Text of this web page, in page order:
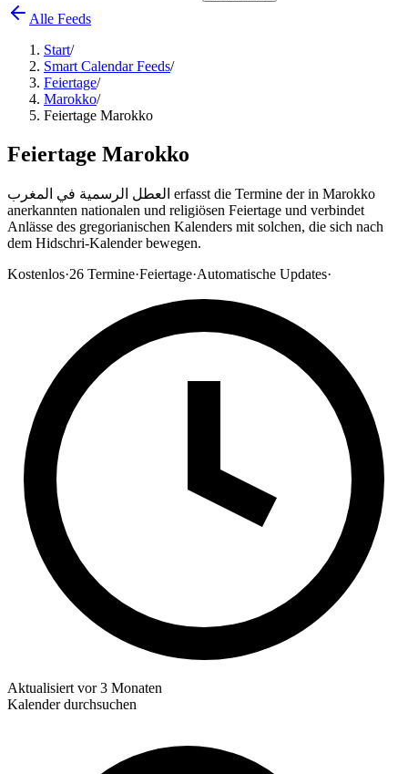
Alle Feeds
Start/
Smart Calendar Feeds/
Feiertage/
Marokko/
Feiertage Marokko
Feiertage Marokko
العطل الرسمية في المغرب erfasst die Termine der in Marokko
anerkannten nationalen und religiösen Feiertage und verbindet
Anlässe des gregorianischen Kalenders mit solchen, die sich nach
dem Hidschri-Kalender bewegen.
Kostenlos·26 Termine·Feiertage·Automatische Updates·
Aktualisiert vor 3 Monaten
Kalender durchsuchen